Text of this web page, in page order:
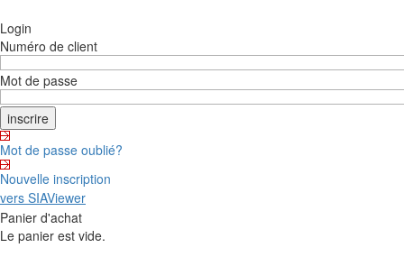
Login
Numéro de client
Mot de passe
Mot de passe oublié?
Nouvelle inscription
vers SIAViewer
Panier d'achat
Le panier est vide.